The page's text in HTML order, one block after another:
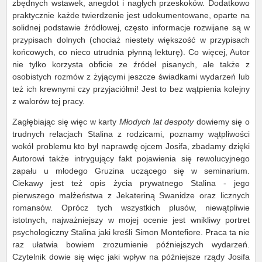
zbędnych wstawek, anegdot i nagłych przeskoków. Dodatkowo
praktycznie każde twierdzenie jest udokumentowane, oparte na
solidnej podstawie źródłowej, często informacje rozwijane są w
przypisach dolnych (chociaż niestety większość w przypisach
końcowych, co nieco utrudnia płynną lekturę). Co więcej, Autor
nie tylko korzysta obficie ze źródeł pisanych, ale także z
osobistych rozmów z żyjącymi jeszcze świadkami wydarzeń lub
też ich krewnymi czy przyjaciółmi! Jest to bez wątpienia kolejny
z walorów tej pracy.
Zagłębiając się więc w karty Młodych lat despotydowiemy się o
trudnych relacjach Stalina z rodzicami, poznamy wątpliwości
wokół problemu kto był naprawdę ojcem Josifa, zbadamy dzięki
Autorowi także intrygujący fakt pojawienia się rewolucyjnego
zapału u młodego Gruzina uczącego się w seminarium.
Ciekawy jest też opis życia prywatnego Stalina - jego
pierwszego małżeństwa z Jekateriną Swanidze oraz licznych
romansów. Oprócz tych wszystkich plusów, niewątpliwie
istotnych, najważniejszy w mojej ocenie jest wnikliwy portret
psychologiczny Stalina jaki kreśli Simon Montefiore. Praca ta nie
raz ułatwia bowiem zrozumienie późniejszych wydarzeń.
Czytelnik dowie się więc jaki wpływ na późniejsze rządy Josifa